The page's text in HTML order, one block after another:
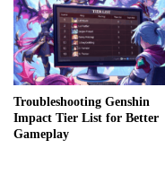
Troubleshooting Genshin
Impact Tier List for Better
Gameplay